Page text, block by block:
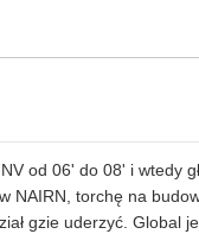
od 06' do 08' i wtedy
NAIRN, torchę na
gzie uderzyć. Global